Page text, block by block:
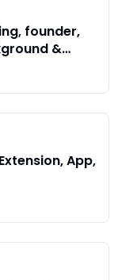
founder,
&
App,